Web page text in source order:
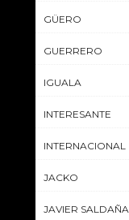
GÜERO
GUERRERO
IGUALA
INTERESANTE
INTERNACIONAL
JACKO
JAVIER SALDAÑA